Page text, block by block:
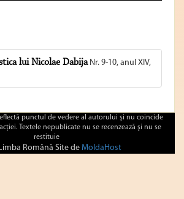
lui Nicolae DabijaNr. 9-10, anul XIV,
punctul de vedere al autorului şi nu coincide
Textele nepublicate nu se recenzează şi nu se
restituie
Română Site de MoldaHost